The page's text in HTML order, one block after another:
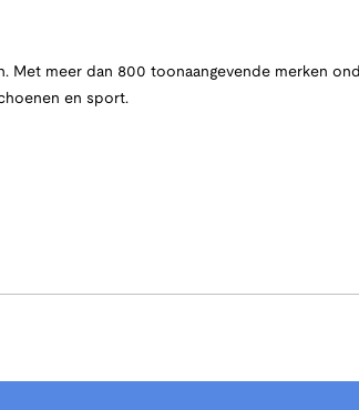
Met meer dan 800 toonaangevende merken
en sport.